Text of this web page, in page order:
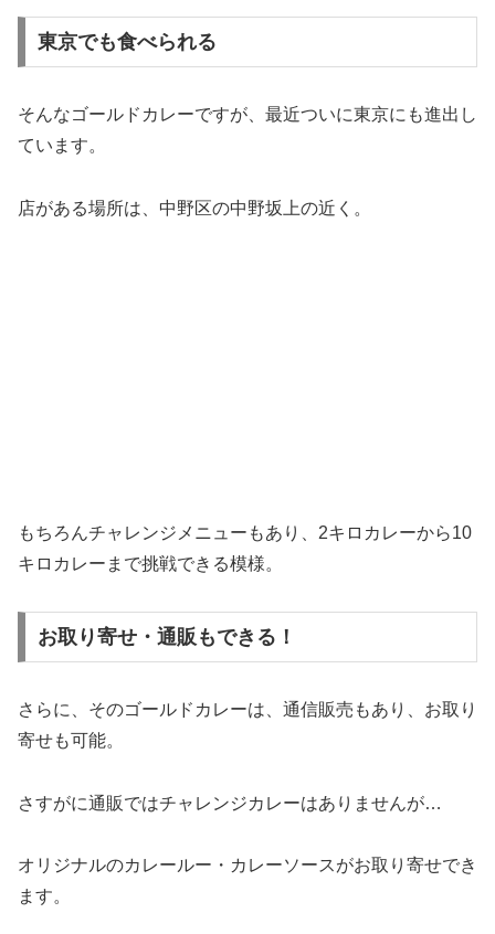
東京でも食べられる
そんなゴールドカレーですが、最近ついに東京にも進出し
ています。
店がある場所は、中野区の中野坂上の近く。
もちろんチャレンジメニューもあり、2キロカレーから10
キロカレーまで挑戦できる模様。
お取り寄せ・通販もできる！
さらに、そのゴールドカレーは、通信販売もあり、お取り
寄せも可能。
さすがに通販ではチャレンジカレーはありませんが…
オリジナルのカレールー・カレーソースがお取り寄せでき
ます。